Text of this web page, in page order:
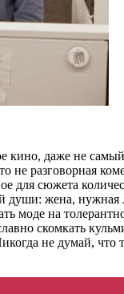
кино, даже не
разговорная
сюжета
жена,
моде на
скомкать
не думай,